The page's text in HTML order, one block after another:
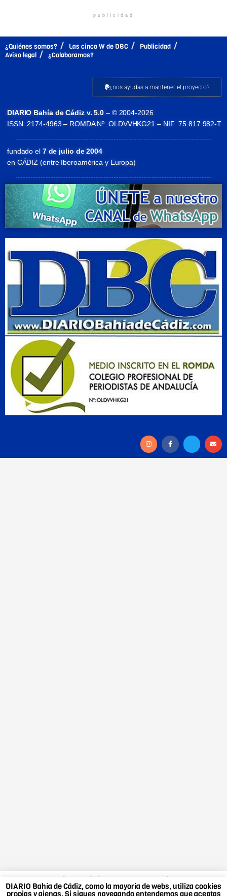
publicidad
¿Quiénes somos? Las cinco W de DBC
Publicidad
Aviso legal
¿Colaboramos?
¿nos ayudas a mantener el proyecto?
DIARIO Bahía de Cádiz v. 5.0 – © 2004-2026
ISSN: 2174-4963 – ROMDA Nº: OLDVVHKG21 – NIF: 75.817.982-T
fundado el7 de julio de 2004
en CÁDIZ (entre Iberoamérica y Europa)
DIARIO Bahía de Cádiz, como la mayoría de webs, utiliza cookies
propias y ajenas. Si sigues navegando entendemos que aceptas
DIARIO Bahía de Cádiz, como la mayoría de webs,
utiliza cookies propias y ajenas. Si sigues navegando